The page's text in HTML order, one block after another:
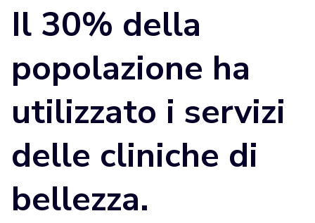
Il 30% della
popolazione ha
utilizzato i servizi
delle cliniche di
bellezza.